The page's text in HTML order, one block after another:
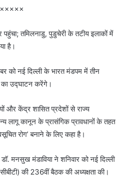
तमिलनाडु, पुडुचेरी के तटीय इलाकों में
है।
को नई दिल्ली के भारत मंडपम में तीन
का उद्घाटन करेंगे।
और केंद्र शासित प्रदेशों से राज्य
लागू कानून के प्रासंगिक प्रावधानों के तहत
रोग’ बनाने के लिए कहा है।
मनसुख मंडाविया ने शनिवार को नई दिल्ली
की 236वीं बैठक की अध्यक्षता की।